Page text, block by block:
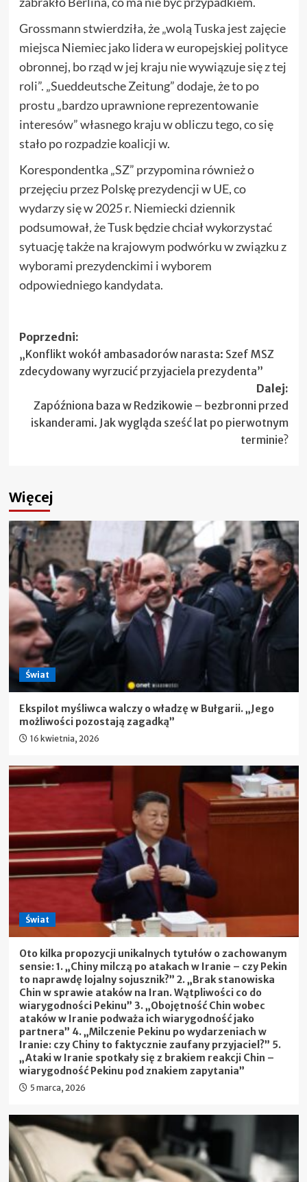
Grossmann stwierdziła, że „wolą Tuska jest zajęcie
miejsca Niemiec jako lidera w europejskiej polityce
obronnej, bo rząd w jej kraju nie wywiązuje się z tej
roli”. „Sueddeutsche Zeitung” dodaje, że to po
prostu „bardzo uprawnione reprezentowanie
interesów” własnego kraju w obliczu tego, co się
stało po rozpadzie koalicji w.
Korespondentka „SZ” przypomina również o
przejęciu przez Polskę prezydencji w UE, co
wydarzy się w 2025 r. Niemiecki dziennik
podsumował, że Tusk będzie chciał wykorzystać
sytuację także na krajowym podwórku w związku z
wyborami prezydenckimi i wyborem
odpowiedniego kandydata.
Zobacz
wpisy
Poprzedni:
„Konflikt wokół ambasadorów narasta: Szef MSZ
zdecydowany wyrzucić przyjaciela prezydenta”
Dalej:
Zapóźniona baza w Redzikowie – bezbronni przed
iskanderami. Jak wygląda sześć lat po pierwotnym
terminie?
Więcej
Świat
Ekspilot myśliwca walczy o władzę w Bułgarii. „Jego
możliwości pozostają zagadką”
16 kwietnia, 2026
Świat
Oto kilka propozycji unikalnych tytułów o zachowanym
sensie: 1. „Chiny milczą po atakach w Iranie – czy Pekin
to naprawdę lojalny sojusznik?” 2. „Brak stanowiska
Chin w sprawie ataków na Iran. Wątpliwości co do
wiarygodności Pekinu” 3. „Obojętność Chin wobec
ataków w Iranie podważa ich wiarygodność jako
partnera” 4. „Milczenie Pekinu po wydarzeniach w
Iranie: czy Chiny to faktycznie zaufany przyjaciel?” 5.
„Ataki w Iranie spotkały się z brakiem reakcji Chin –
wiarygodność Pekinu pod znakiem zapytania”
5 marca, 2026